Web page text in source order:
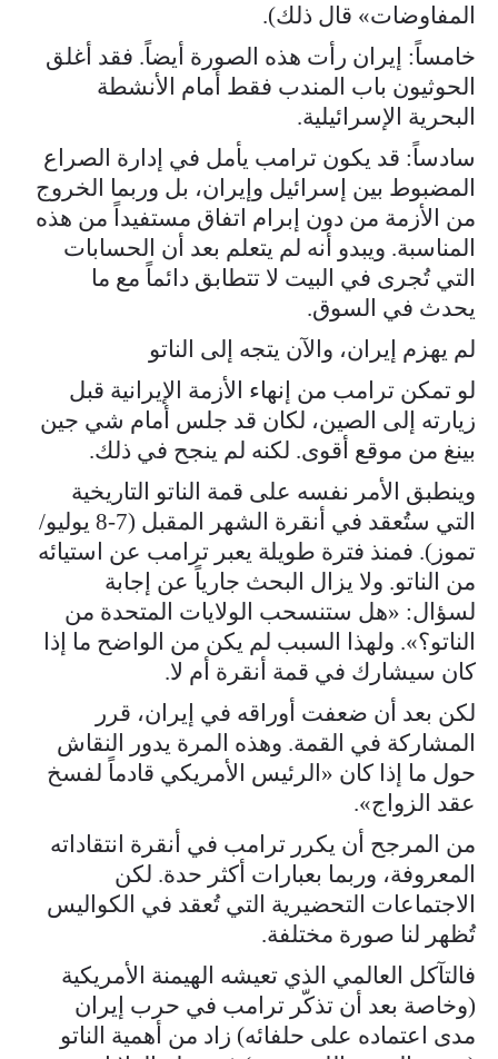
المفاوضات» قال ذلك).
خامساً: إيران رأت هذه الصورة أيضاً. فقد أغلق
الحوثيون باب المندب فقط أمام الأنشطة
البحرية الإسرائيلية.
سادساً: قد يكون ترامب يأمل في إدارة الصراع
المضبوط بين إسرائيل وإيران، بل وربما الخروج
من الأزمة من دون إبرام اتفاق مستفيداً من هذه
المناسبة. ويبدو أنه لم يتعلم بعد أن الحسابات
التي تُجرى في البيت لا تتطابق دائماً مع ما
يحدث في السوق.
لم يهزم إيران، والآن يتجه إلى الناتو
لو تمكن ترامب من إنهاء الأزمة الإيرانية قبل
زيارته إلى الصين، لكان قد جلس أمام شي جين
بينغ من موقع أقوى. لكنه لم ينجح في ذلك.
وينطبق الأمر نفسه على قمة الناتو التاريخية
التي ستُعقد في أنقرة الشهر المقبل (7-8 يوليو/
تموز). فمنذ فترة طويلة يعبر ترامب عن استيائه
من الناتو. ولا يزال البحث جارياً عن إجابة
لسؤال: «هل ستنسحب الولايات المتحدة من
الناتو؟». ولهذا السبب لم يكن من الواضح ما إذا
كان سيشارك في قمة أنقرة أم لا.
لكن بعد أن ضعفت أوراقه في إيران، قرر
المشاركة في القمة. وهذه المرة يدور النقاش
حول ما إذا كان «الرئيس الأمريكي قادماً لفسخ
عقد الزواج».
من المرجح أن يكرر ترامب في أنقرة انتقاداته
المعروفة، وربما بعبارات أكثر حدة. لكن
الاجتماعات التحضيرية التي تُعقد في الكواليس
تُظهر لنا صورة مختلفة.
فالتآكل العالمي الذي تعيشه الهيمنة الأمريكية
(وخاصة بعد أن تذكّر ترامب في حرب إيران
مدى اعتماده على حلفائه) زاد من أهمية الناتو